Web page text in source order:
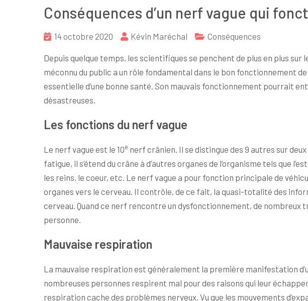
Conséquences d’un nerf vague qui
14 octobre 2020 Kévin Maréchal Conséquences
Depuis quelque temps, les scientifiques se penchent de plus en plus sur
méconnu du public a un rôle fondamental dans le bon fonctionnement
essentielle d’une bonne santé. Son mauvais fonctionnement pourrait
désastreuses.
Les fonctions du nerf vague
Le nerf vague est le 10e nerf crânien. Il se distingue des 9 autres sur
fatigue, il s’étend du crâne à d’autres organes de l’organisme tels que
les reins, le coeur, etc. Le nerf vague a pour fonction principale de
organes vers le cerveau. Il contrôle, de ce fait, la quasi-totalité des
cerveau. Quand ce nerf rencontre un dysfonctionnement, de nombreux
personne.
Mauvaise respiration
La mauvaise respiration est généralement la première manifestation
nombreuses personnes respirent mal pour des raisons qui leur
respiration cache des problèmes nerveux. Vu que les mouvements